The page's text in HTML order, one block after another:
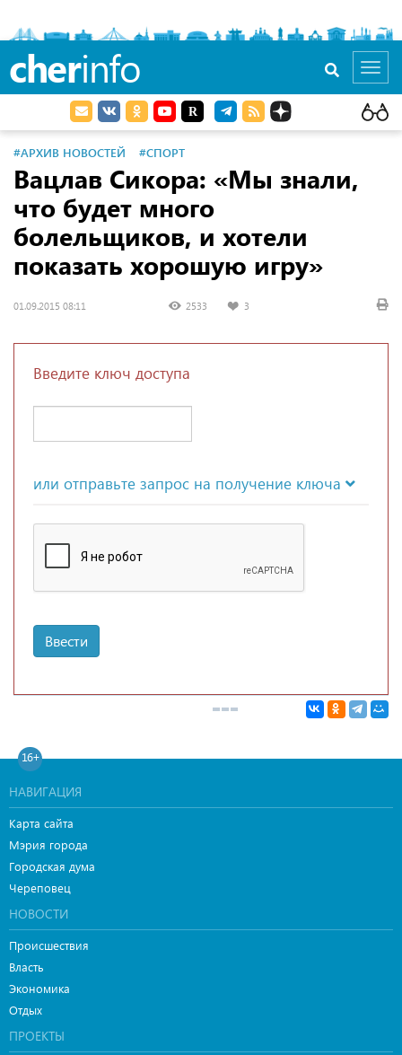
cherinfo
#АРХИВ НОВОСТЕЙ #СПОРТ
Вацлав Сикора: «Мы знали,
что будет много
болельщиков, и хотели
показать хорошую игру»
01.09.2015 08:11 2533 3
Введите ключ доступа
или отправьте запрос на получение ключа
Ввести
16+
НАВИГАЦИЯ
Карта сайта
Мэрия города
Городская дума
Череповец
НОВОСТИ
Происшествия
Власть
Экономика
Отдых
ПРОЕКТЫ